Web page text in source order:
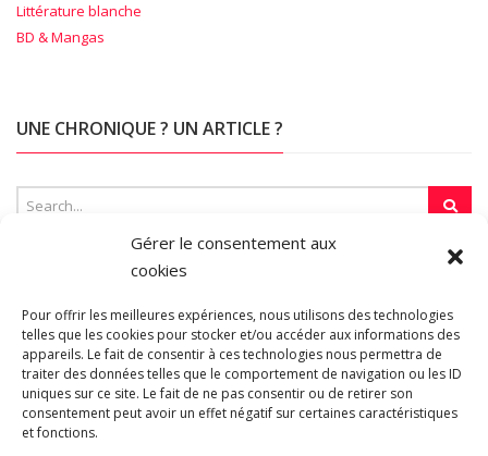
Gérer le consentement aux
cookies
Pour offrir les meilleures expériences, nous utilisons des technologies
telles que les cookies pour stocker et/ou accéder aux informations des
appareils. Le fait de consentir à ces technologies nous permettra de
traiter des données telles que le comportement de navigation ou les ID
uniques sur ce site. Le fait de ne pas consentir ou de retirer son
consentement peut avoir un effet négatif sur certaines caractéristiques
et fonctions.
Littérature blanche
BD & Mangas
UNE CHRONIQUE ? UN ARTICLE ?
SUR LA TOILE…
Blogroll